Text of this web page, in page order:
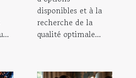
disponibles et à la
recherche de la
qualité optimale...